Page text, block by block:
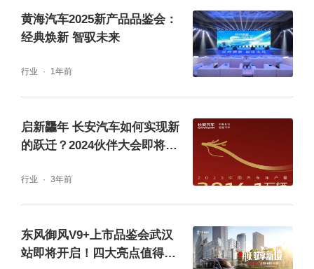
体式车身、悬浮式座舱、个性化配色定制等进
阶设计;开着这辆车出行,你就是整条街最靓的
潮酷青年。其次,新宝骏小Biu智慧汽车“不止是
智能家居和车联网场景,在Biu OS系统的赋能
下,可以实现“车控家”,在车上就能使用语音指令
查询、控制家中的智能家电。智慧出行方面,新
宝骏小Biu智慧汽车不仅搭载了ADAS、语音AI
驾驶、自动泊车智能驾驶功能,更是融合了苏宁
智慧零售生态和内容生态,解锁“到店、到车、
黄海汽车2025新产品品鉴会：
经典焕新 智驭未来
行业 1年前
启新龘年 长安汽车如何实现新
的跃迁？2024伙伴大会即将揭
行业 3年前
东风御风V9+上市品鉴会武汉
站即将开启！四大亮点值得期